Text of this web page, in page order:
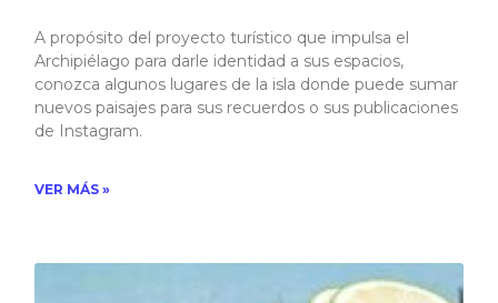
A propósito del proyecto turístico que impulsa el
Archipiélago para darle identidad a sus espacios,
conozca algunos lugares de la isla donde puede sumar
nuevos paisajes para sus recuerdos o sus publicaciones
de Instagram.
VER MÁS »